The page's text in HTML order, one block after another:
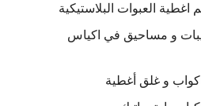
العبوات البلاستيكية
و مساحيق في اكياس
و غلق أغطية